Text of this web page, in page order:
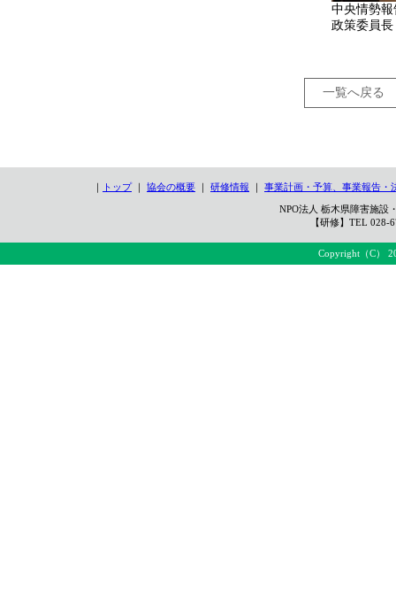
中央情勢
政策委員
一覧へ戻る
｜ トップ｜ 協会の概要 ｜ 研修情報 ｜ 事業計画・予算、事業報告・
NPO法人 栃木県障害施
【研修】TEL
Copyright（C）